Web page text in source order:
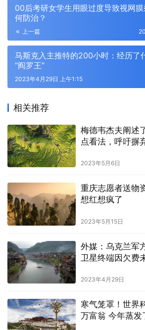
00后考研女学生用眼过度导致视网
何防治？
上一篇
马斯克入主推特的200小时：经历了
“阎罗王”
2023年4月29日 上午1:15
相关推荐
梅德韦杰夫阐述
点看法，呼吁摒
2023年5月6日
重庆志愿者送物
想红想疯了
2023年5月15日
外媒：乌克兰军
卫星终端因欠费
2023年4月29日
寒气笼罩！世界
万富翁 今年蒸